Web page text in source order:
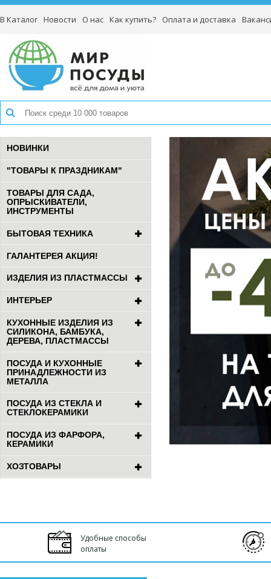
В Каталог Новости О нас Как купить? Оплата и доставка
НОВИНКИ
"ТОВАРЫ К ПРАЗДНИКАМ"
ТОВАРЫ ДЛЯ САДА,
ОПРЫСКИВАТЕЛИ,
ИНСТРУМЕНТЫ
БЫТОВАЯ ТЕХНИКА
ГАЛАНТЕРЕЯ АКЦИЯ!
ИЗДЕЛИЯ ИЗ ПЛАСТМАССЫ
ИНТЕРЬЕР
КУХОННЫЕ ИЗДЕЛИЯ ИЗ
СИЛИКОНА, БАМБУКА,
ДЕРЕВА, ПЛАСТМАССЫ
ПОСУДА И КУХОННЫЕ
ПРИНАДЛЕЖНОСТИ ИЗ
МЕТАЛЛА
ПОСУДА ИЗ СТЕКЛА И
СТЕКЛОКЕРАМИКИ
ПОСУДА ИЗ ФАРФОРА,
КЕРАМИКИ
ХОЗТОВАРЫ
Удобные способы
оплаты